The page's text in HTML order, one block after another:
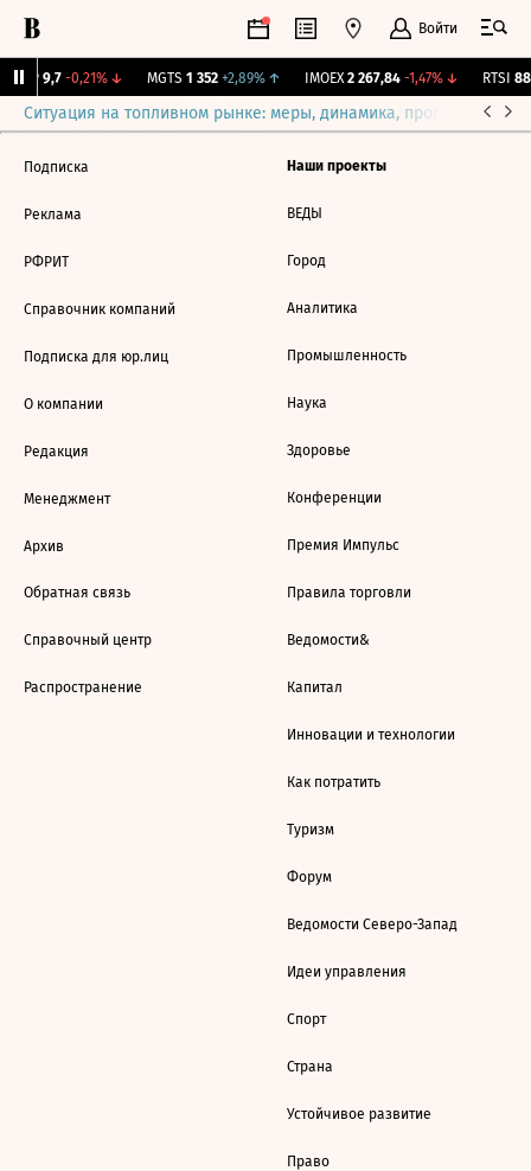
Войти
9,7 -0,21%↓ MGTS 1 352 +2,89%↑ IMOEX 2 267,84 -1,47%↓ RTSI
Ситуация на топливном рынке: меры, динамика, прогнозы
Подписка
Реклама
РФРИТ
Справочник компаний
Подписка для юр.лиц
О компании
Редакция
Менеджмент
Архив
Обратная связь
Справочный центр
Распространение
Наши проекты
ВЕДЫ
Город
Аналитика
Промышленность
Наука
Здоровье
Конференции
Премия Импульс
Правила торговли
Ведомости&
Капитал
Инновации и технологии
Как потратить
Туризм
Форум
Ведомости Северо-Запад
Идеи управления
Спорт
Страна
Устойчивое развитие
Право